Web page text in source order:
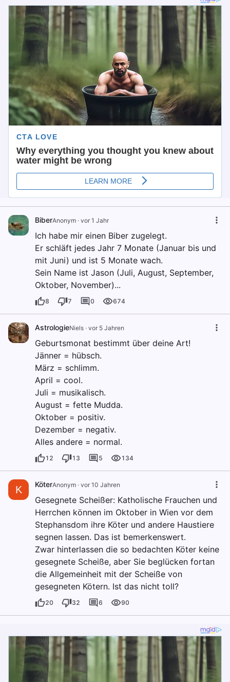
BiberAnonym · vor 1 Jahr
Ich habe mir einen Biber zugelegt.
Er schläft jedes Jahr 7 Monate (Januar bis und
mit Juni) und ist 5 Monate wach.
Sein Name ist Jason (Juli, August, September,
Oktober, November)...
8 7 0 674
AstrologieNiels · vor 5 Jahren
Geburtsmonat bestimmt über deine Art!
Jänner = hübsch.
März = schlimm.
April = cool.
Juli = musikalisch.
August = fette Mudda.
Oktober = positiv.
Dezember = negativ.
Alles andere = normal.
12 13 5 134
K KöterAnonym · vor 10 Jahren
Gesegnete Scheißer: Katholische Frauchen und
Herrchen können im Oktober in Wien vor dem
Stephansdom ihre Köter und andere Haustiere
segnen lassen. Das ist bemerkenswert.
Zwar hinterlassen die so bedachten Köter keine
gesegnete Scheiße, aber Sie beglücken fortan
die Allgemeinheit mit der Scheiße von
gesegneten Kötern. Ist das nicht toll?
20 32 6 90